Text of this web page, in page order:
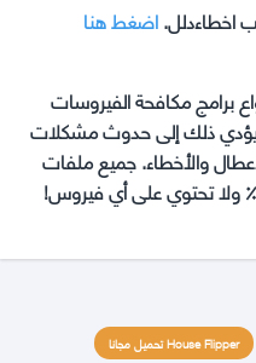
اخطاءدلل.اضغط هنا
برامج مكافحة الفيروسات
يؤدي ذلك إلى حدوث مشكلات
والأخطاء. جميع ملفات
House Flipper تحميل مجانا